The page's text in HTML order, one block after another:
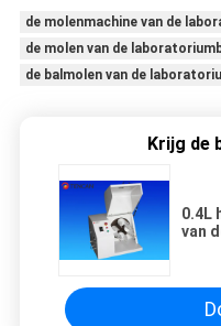
de molenmachine van de
de molen van de
de balmolen van de
Krijg de
0.4L
van